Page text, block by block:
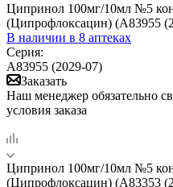
Ципринол 100мг/10мл №5
(Ципрофлоксацин) (А83955
В наличии в 8 аптеках
Серия:
А83955 (2029-07)
Заказать
Наш менеджер обязательно
условия заказа
Ципринол 100мг/10мл №5
(Ципрофлоксацин) (А83353